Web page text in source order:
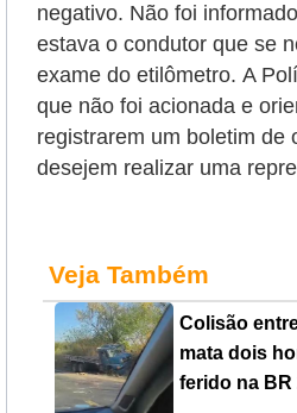
negativo. Não foi
estava o condutor que se
exame do etilômetro. A
que não foi acionada e
registrarem um boletim de
desejem realizar uma
Veja Também
Colisão
mata dois
ferido na BR